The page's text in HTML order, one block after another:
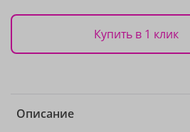
Купить в 1 клик
Описание